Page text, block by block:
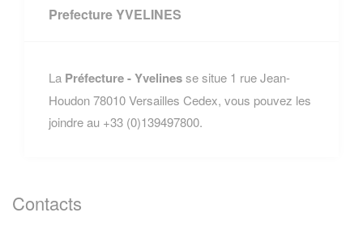
Prefecture YVELINES
La Préfecture - Yvelinesse situe 1 rue Jean-
Houdon 78010 Versailles Cedex, vous pouvez les
joindre au +33 (0)139497800.
Contacts